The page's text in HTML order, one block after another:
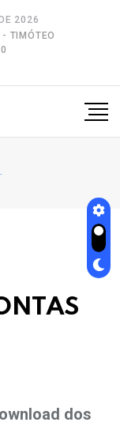
2026
TIMÓTEO
dos